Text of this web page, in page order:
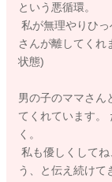
という悪循環。
私が無理やりひ
さんが離してくれ
状態)
男の子のママさん
てくれています。
く。
私も優しくして
う、と伝え続けて